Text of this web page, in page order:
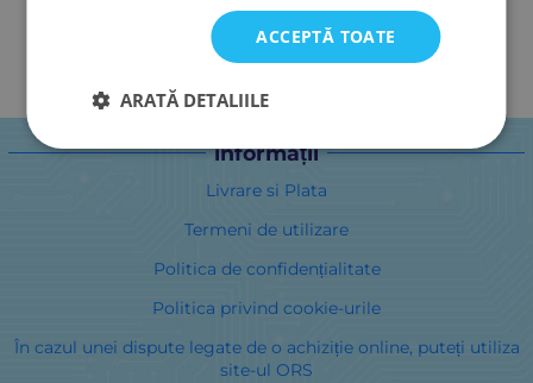
informații
Livrare si Plata
Termeni de utilizare
Politica de confidențialitate
Politica privind cookie-urile
În cazul unei dispute legate de o achiziție online, puteți utiliza
site-ul ORS
ACCEPTĂ TOATE
ARATĂ DETALIILE